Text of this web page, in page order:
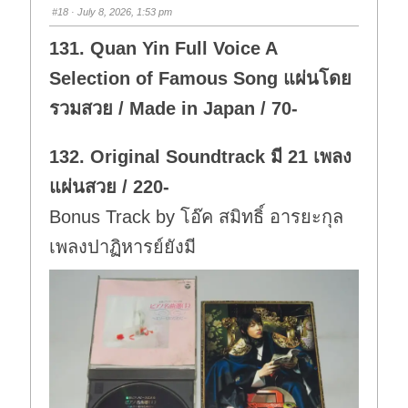
d
o
n
.
u
p
#18 · July 8, 2026, 1:53 pm
131. Quan Yin Full Voice A
Selection of Famous Song แผ่นโดย
รวมสวย / Made in Japan / 70-
132. Original Soundtrack มี 21 เพลง
แผ่นสวย / 220-
Bonus Track by โอ๊ค สมิทธิ์ อารยะกุล
เพลงปาฏิหารย์ยังมี